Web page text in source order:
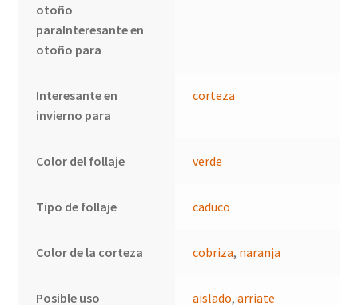
otoño
paraInteresante en
otoño para
Interesante en
invierno para
corteza
Color del follaje verde
Tipo de follaje caduco
Color de la corteza cobriza, naranja
Posible uso aislado,arriate